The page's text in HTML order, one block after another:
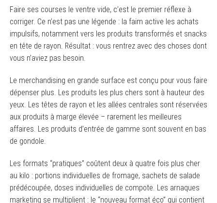
Faire ses courses le ventre vide, c’est le premier réflexe à
corriger. Ce n’est pas une légende : la faim active les achats
impulsifs, notamment vers les produits transformés et snacks
en tête de rayon. Résultat : vous rentrez avec des choses dont
vous n’aviez pas besoin.
Le merchandising en grande surface est conçu pour vous faire
dépenser plus. Les produits les plus chers sont à hauteur des
yeux. Les têtes de rayon et les allées centrales sont réservées
aux produits à marge élevée – rarement les meilleures
affaires. Les produits d’entrée de gamme sont souvent en bas
de gondole.
Les formats “pratiques” coûtent deux à quatre fois plus cher
au kilo : portions individuelles de fromage, sachets de salade
prédécoupée, doses individuelles de compote. Les arnaques
marketing se multiplient : le “nouveau format éco” qui contient